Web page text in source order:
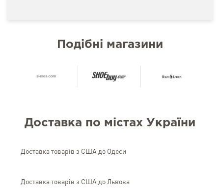
Подібні магазини
Доставка по містах України
Доставка товарів з США до Одеси
Доставка товарів з США до Львова